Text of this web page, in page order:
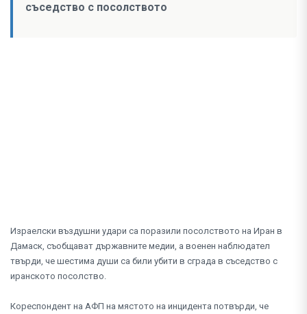
съседство с посолството
Израелски въздушни удари са поразили посолството на Иран в
Дамаск, съобщават държавните медии, а военен наблюдател
твърди, че шестима души са били убити в сграда в съседство с
иранското посолство.
Кореспондент на АФП на мястото на инцидента потвърди, че